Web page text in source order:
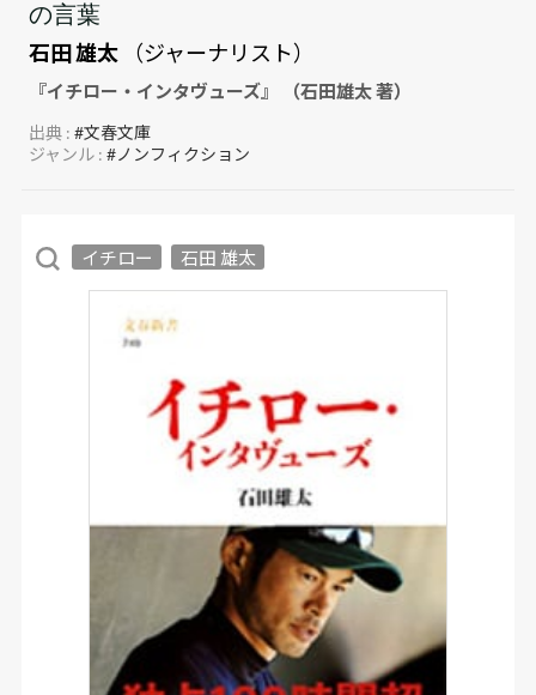
の言葉
石田 雄太
（ジャーナリスト）
『イチロー・インタヴューズ』 （石田雄太 著）
出典 :#文春文庫
ジャンル :#ノンフィクション
イチロー 石田 雄太